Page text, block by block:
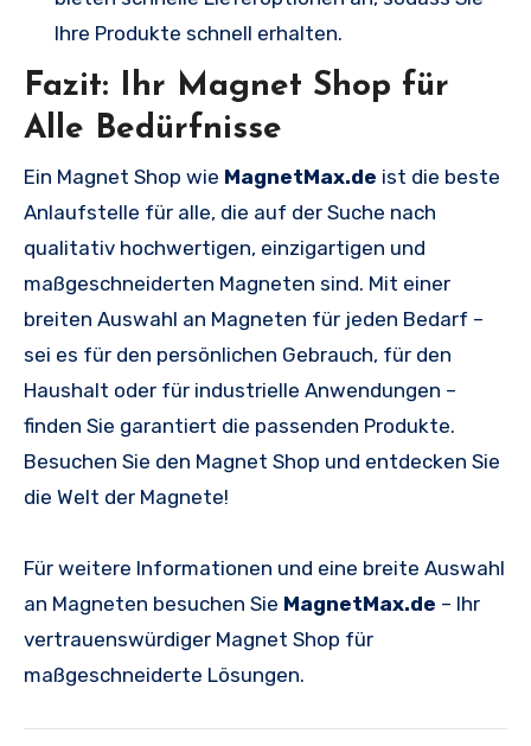
Ihre Produkte schnell erhalten.
Fazit: Ihr Magnet Shop für
Alle Bedürfnisse
Ein Magnet Shop wie MagnetMax.de ist die beste
Anlaufstelle für alle, die auf der Suche nach
qualitativ hochwertigen, einzigartigen und
maßgeschneiderten Magneten sind. Mit einer
breiten Auswahl an Magneten für jeden Bedarf –
sei es für den persönlichen Gebrauch, für den
Haushalt oder für industrielle Anwendungen –
finden Sie garantiert die passenden Produkte.
Besuchen Sie den Magnet Shop und entdecken Sie
die Welt der Magnete!
Für weitere Informationen und eine breite Auswahl
an Magneten besuchen Sie MagnetMax.de – Ihr
vertrauenswürdiger Magnet Shop für
maßgeschneiderte Lösungen.